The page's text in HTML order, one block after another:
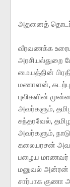
அதனைத்
வீரவணக்க
அரசியல்துறை
மையத்தின்
மணாளன்,
புலிகளின்
அவர்களும்,
சுந்தரவேல்,
அவர்களும்,
கலையரசன்
பழைய மாணவர்
மனுவல் அன்ரன்
சார்பாக குணா